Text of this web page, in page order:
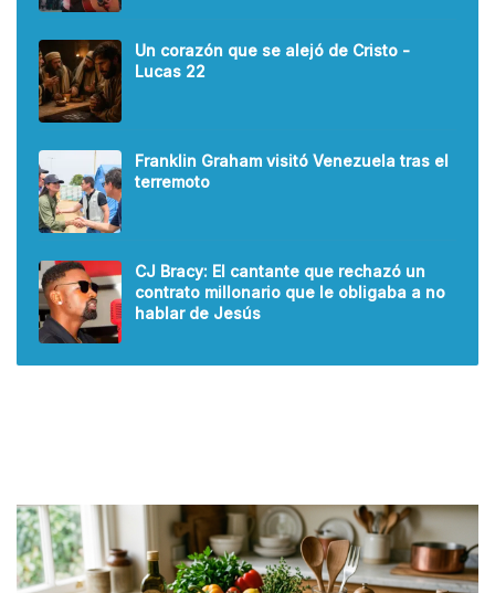
Un corazón que se alejó de Cristo -
Lucas 22
Franklin Graham visitó Venezuela tras el
terremoto
CJ Bracy: El cantante que rechazó un
contrato millonario que le obligaba a no
hablar de Jesús